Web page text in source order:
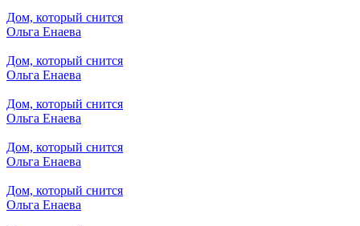
Дом, который снится
Ольга Енаева
Дом, который снится
Ольга Енаева
Дом, который снится
Ольга Енаева
Дом, который снится
Ольга Енаева
Дом, который снится
Ольга Енаева